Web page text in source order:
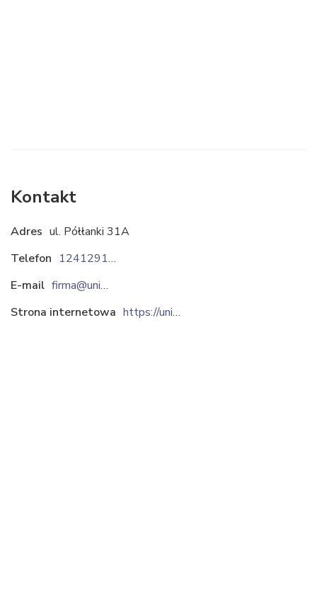
Kontakt
Adres ul. Półłanki 31A
Telefon
124129114
E-mail
firma@uniwag.pl
Strona internetowa
https://uniwag.pl